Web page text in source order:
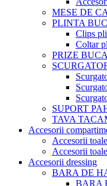
MESE DE
PLINTA
Clips
Coltar
PRIZE
SUPORT
TAVA
Accesorii
Accesorii
Accesorii
Accesorii dressing
BARA DE
BARA